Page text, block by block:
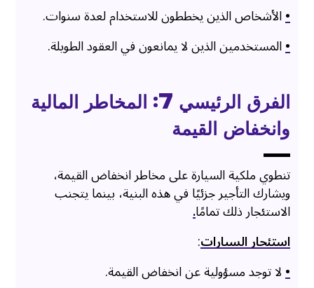
•الأشخاص الذين يخططون للاستخدام لعدة سنوات.
•المستخدمين الذين لا يمانعون في العقود الطويلة.
الفرق الرئيسي 7: المخاطر المالية
وانخفاض القيمة
تنطوي ملكية السيارة على مخاطر انخفاض القيمة،
ويشارك التأجير جزئيًا في هذه البنية، بينما يتجنب
الاستئجار ذلك تمامًا.
استئجار السيارات:
•لا توجد مسؤولية عن انخفاض القيمة.